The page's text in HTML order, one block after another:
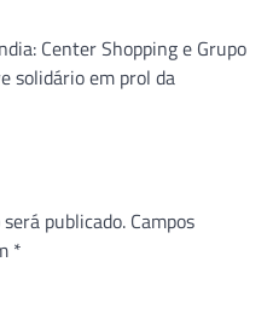
Center Shopping e Grupo
solidário em prol da
publicado. Campos
*